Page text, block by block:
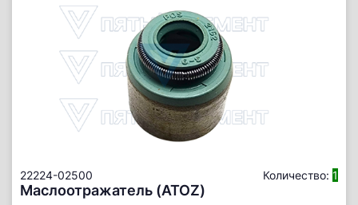
22224-02500 Количество: 1
Маслоотражатель (ATOZ)